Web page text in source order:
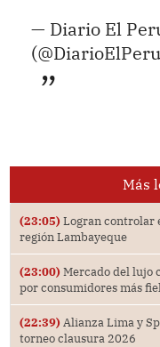
— Diario El
Más
(23:05) Logran controlar
región Lambayeque
(23:00) Mercado del lujo
por consumidores más
(22:39) Alianza Lima y
torneo clausura 2026